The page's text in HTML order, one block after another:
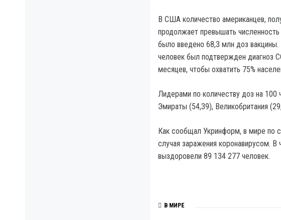
В США количество американцев,
продолжает превышать
было введено 68,3 млн доз
человек был подтвержден диагноз
месяцев, чтобы охватить 75%
Лидерами по количеству доз на 100
Эмираты (54,39), Великобритания
Как сообщал Укринформ, в мире по
случая заражения коронавирусом. В
выздоровели 89 134 277 человек.
В МИРЕ